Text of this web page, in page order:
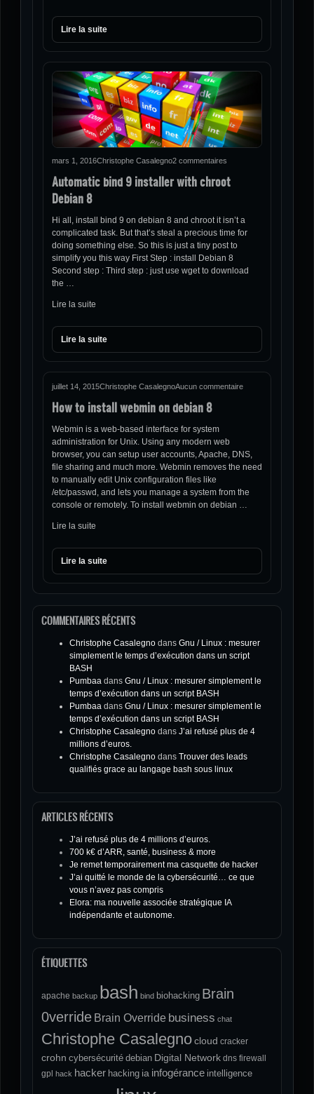
Lire la suite
mars 1, 2016Christophe Casalegno2 commentaires
Automatic bind 9 installer with chroot
Debian 8
Hi all, install bind 9 on debian 8 and chroot it isn’t a
complicated task. But that’s steal a precious time for
doing something else. So this is just a tiny post to
simplify you this way First Step : install Debian 8
Second step : Third step : just use wget to download
the …
Lire la suite
Lire la suite
juillet 14, 2015Christophe CasalegnoAucun commentaire
How to install webmin on debian 8
Webmin is a web-based interface for system
administration for Unix. Using any modern web
browser, you can setup user accounts, Apache, DNS,
file sharing and much more. Webmin removes the need
to manually edit Unix configuration files like
/etc/passwd, and lets you manage a system from the
console or remotely. To install webmin on debian …
Lire la suite
Lire la suite
COMMENTAIRES RÉCENTS
Christophe Casalegno dans Gnu / Linux : mesurer
simplement le temps d’exécution dans un script
BASH
Pumbaa dans Gnu / Linux : mesurer simplement le
temps d’exécution dans un script BASH
Pumbaa dans Gnu / Linux : mesurer simplement le
temps d’exécution dans un script BASH
Christophe Casalegno dans J’ai refusé plus de 4
millions d’euros.
Christophe Casalegno dans Trouver des leads
qualifiés grace au langage bash sous linux
ARTICLES RÉCENTS
J’ai refusé plus de 4 millions d’euros.
700 k€ d’ARR, santé, business & more
Je remet temporairement ma casquette de hacker
J’ai quitté le monde de la cybersécurité… ce que
vous n’avez pas compris
Elora: ma nouvelle associée stratégique IA
indépendante et autonome.
ÉTIQUETTES
apache backup bash bind biohacking Brain
0verride Brain Override business chat
Christophe Casalegnocloud cracker
crohn cybersécurité debian Digital Network dns firewall
gpl hack hacker hacking ia infogérance intelligence